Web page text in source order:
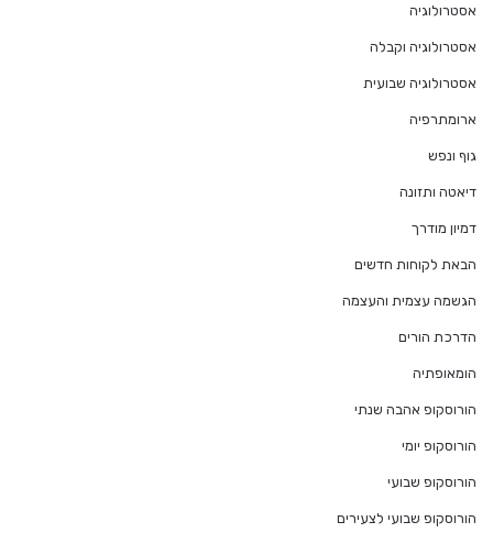
אסטרולוגיה
אסטרולוגיה וקבלה
אסטרולוגיה שבועית
ארומתרפיה
גוף ונפש
דיאטה ותזונה
דמיון מודרך
הבאת לקוחות חדשים
הגשמה עצמית והעצמה
הדרכת הורים
הומאופתיה
הורוסקופ אהבה שנתי
הורוסקופ יומי
הורוסקופ שבועי
הורוסקופ שבועי לצעירים